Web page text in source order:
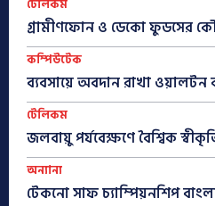
টেলিকম
গ্রামীণফোন ও ডেকো ফুডসের
কম্পিউটেক
ব্যবসায়ে অবদান রাখা ওয়ালটন
টেলিকম
জলবায়ু পর্যবেক্ষণে বৈশ্বিক
অন্যান্য
টেকনো সাফ চ্যাম্পিয়নশিপ